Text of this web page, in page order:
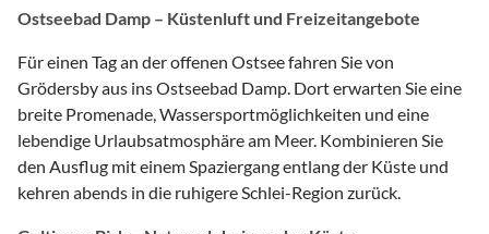
Ostseebad Damp – Küstenluft und Freizeitangebote
Für einen Tag an der offenen Ostsee fahren Sie von
Grödersby aus ins Ostseebad Damp. Dort erwarten Sie eine
breite Promenade, Wassersportmöglichkeiten und eine
lebendige Urlaubsatmosphäre am Meer. Kombinieren Sie
den Ausflug mit einem Spaziergang entlang der Küste und
kehren abends in die ruhigere Schlei-Region zurück.